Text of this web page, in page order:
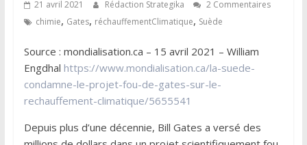
21 avril 2021 Rédaction Strategika
2 Commentaires
chimie, Gates, réchauffementClimatique, Suède
Source : mondialisation.ca – 15 avril 2021 – William
Engdhal https://www.mondialisation.ca/la-suede-
condamne-le-projet-fou-de-gates-sur-le-
rechauffement-climatique/5655541
Depuis plus d’une décennie, Bill Gates a versé des